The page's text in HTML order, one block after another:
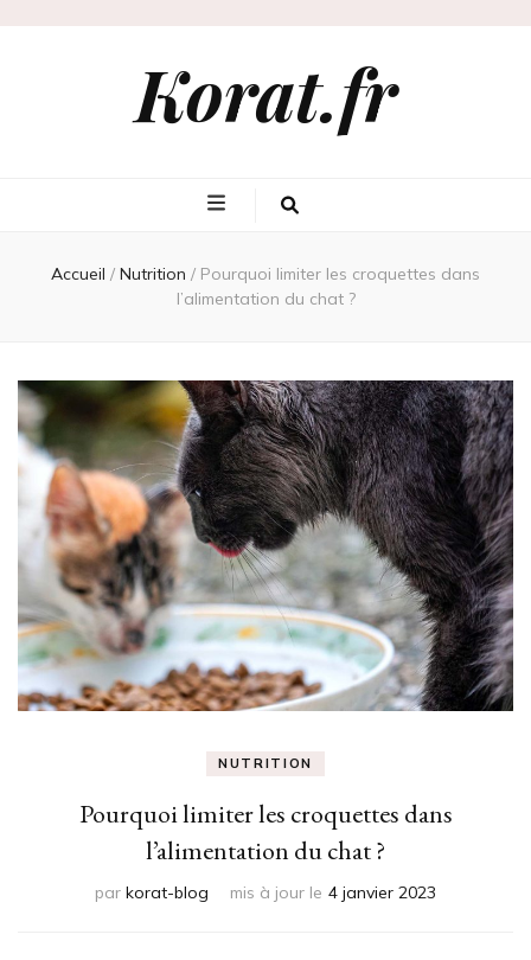
Korat.fr
Accueil / Nutrition / Pourquoi limiter les croquettes dans
l’alimentation du chat ?
NUTRITION
Pourquoi limiter les croquettes dans
l’alimentation du chat ?
par korat-blog mis à jour le 4 janvier 2023